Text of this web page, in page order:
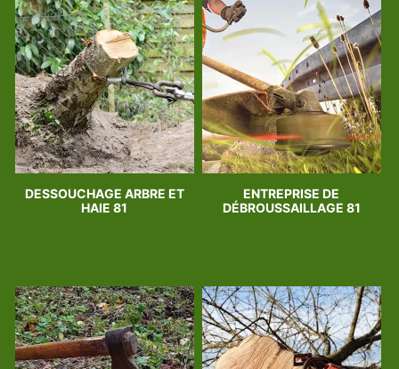
DESSOUCHAGE ARBRE ET
HAIE 81
ENTREPRISE DE
DÉBROUSSAILLAGE 81